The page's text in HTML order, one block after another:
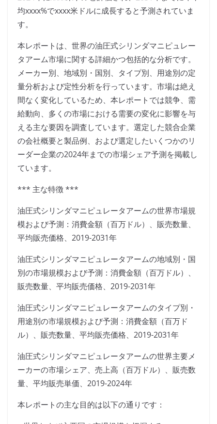
均xxxx%でxxxx米ドルに成長すると予測されていま
す。
本レポートは、世界の油圧式シリンダマニピュレー
タアーム市場に関する詳細かつ包括的な分析です。
メーカー別、地域別・国別、タイプ別、用途別の定
量分析および定性分析を行っています。市場は絶え
間なく変化しているため、本レポートでは競争、需
給動向、多くの市場における需要の変化に影響を与
える主な要因を調査しています。選定した競合企業
の会社概要と製品例、および選定したいくつかのリ
ーダー企業の2024年までの市場シェア予測を掲載し
ています。
*** 主な特徴 ***
油圧式シリンダマニピュレータアームの世界市場規
模および予測：消費金額（百万ドル）、販売数量、
平均販売価格、2019-2031年
油圧式シリンダマニピュレータアームの地域別・国
別の市場規模および予測：消費金額（百万ドル）、
販売数量、平均販売価格、2019-2031年
油圧式シリンダマニピュレータアームのタイプ別・
用途別の市場規模および予測：消費金額（百万ド
ル）、販売数量、平均販売価格、2019-2031年
油圧式シリンダマニピュレータアームの世界主要メ
ーカーの市場シェア、売上高（百万ドル）、販売数
量、平均販売単価、2019-2024年
本レポートの主な目的は以下の通りです：